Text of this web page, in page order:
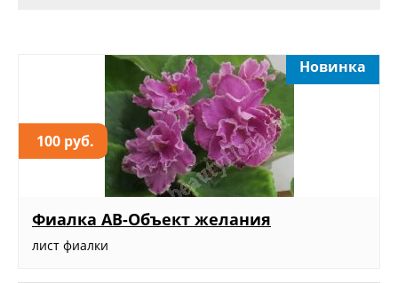
100 руб.
Новинка
Фиалка АВ-Объект желания
лист фиалки